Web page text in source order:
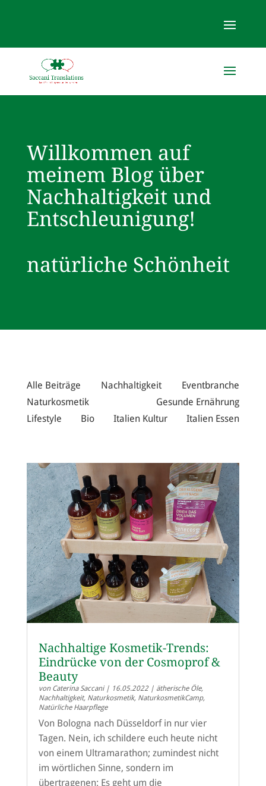
Willkommen auf
meinem Blog über
Nachhaltigkeit und
Entschleunigung!
natürliche Schönheit
Alle Beiträge Nachhaltigkeit
Eventbranche
Naturkosmetik
Gesunde Ernährung
Lifestyle
Bio Italien Kultur Italien Essen
Nachhaltige Kosmetik-Trends:
Eindrücke von der Cosmoprof &
Beauty
von Caterina Saccani| 16.05.2022| ätherische Öle,
Nachhaltigkeit, Naturkosmetik, NaturkosmetikCamp,
Natürliche Haarpflege
Von Bologna nach Düsseldorf in nur vier
Tagen. Nein, ich schildere euch heute nicht
von einem Ultramarathon; zumindest nicht
im wörtlichen Sinne, sondern im
übertragenen: Es geht um die